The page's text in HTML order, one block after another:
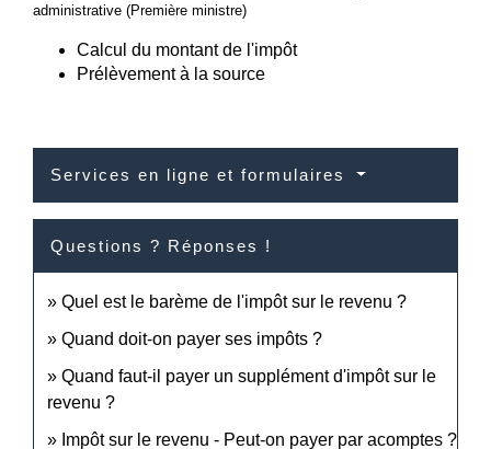
administrative (Première ministre)
Calcul du montant de l'impôt
Prélèvement à la source
Services en ligne et formulaires
Questions ? Réponses !
Quel est le barème de l'impôt sur le revenu ?
Quand doit-on payer ses impôts ?
Quand faut-il payer un supplément d'impôt sur le
revenu ?
Impôt sur le revenu - Peut-on payer par acomptes ?